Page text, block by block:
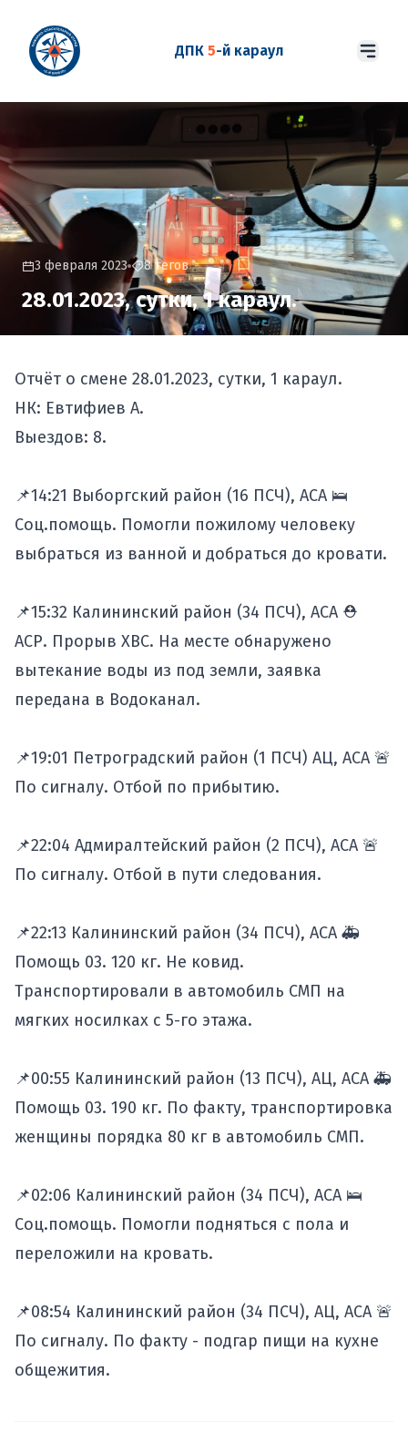
ДПК 5-й караул
3 февраля 2023 8 тегов
28.01.2023, сутки, 1 караул.
Отчёт о смене 28.01.2023, сутки, 1 караул.
НК: Евтифиев А.
Выездов: 8.
📌14:21 Выборгский район (16 ПСЧ), АСА 🛌
Соц.помощь. Помогли пожилому человеку
выбраться из ванной и добраться до кровати.
📌15:32 Калининский район (34 ПСЧ), АСА ⛑
АСР. Прорыв ХВС. На месте обнаружено
вытекание воды из под земли, заявка
передана в Водоканал.
📌19:01 Петроградский район (1 ПСЧ) АЦ, АСА 🚨
По сигналу. Отбой по прибытию.
📌22:04 Адмиралтейский район (2 ПСЧ), АСА 🚨
По сигналу. Отбой в пути следования.
📌22:13 Калининский район (34 ПСЧ), АСА 🚑
Помощь 03. 120 кг. Не ковид.
Транспортировали в автомобиль СМП на
мягких носилках с 5-го этажа.
📌00:55 Калининский район (13 ПСЧ), АЦ, АСА 🚑
Помощь 03. 190 кг. По факту, транспортировка
женщины порядка 80 кг в автомобиль СМП.
📌02:06 Калининский район (34 ПСЧ), АСА 🛌
Соц.помощь. Помогли подняться с пола и
переложили на кровать.
📌08:54 Калининский район (34 ПСЧ), АЦ, АСА 🚨
По сигналу. По факту - подгар пищи на кухне
общежития.